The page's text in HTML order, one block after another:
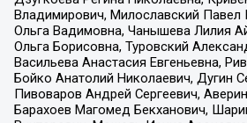
Владимирович, Милославский
Ольга Вадимовна, Чанышева Лилия
Ольга Борисовна, Туровский
Васильева Анастасия Евгеньевна,
Бойко Анатолий Николаевич, Дугин
Пивоваров Андрей Сергеевич,
Барахоев Магомед Бекханович,